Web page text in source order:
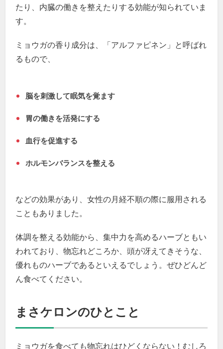
たり、内臓の働きを整えたりする効能が知られていま
す。
ミョウガの香り成分は、「アルファピネン」と呼ばれ
るもので、
脳を刺激して眠気を覚ます
胃の働きを活発にする
血行を促進する
ホルモンバランスを整える
などの効果があり、女性の月経不順の際に服用される
こともありました。
体調を整える効能から、集中力を高めるハーブともい
われており、物忘れどころか、頭が冴えてきそうな、
優れものハーブであるといえるでしょう。ぜひどんど
ん食べてください。
まさケロンのひとこと
ミョウガを食べても物忘れはひどくならない！むしろ